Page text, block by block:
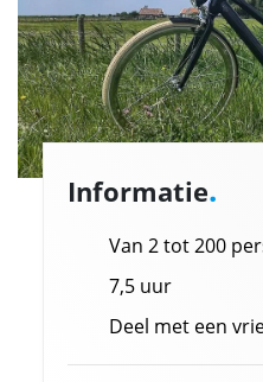
Informatie.
Van 2 tot 200
7,5 uur
Deel met een